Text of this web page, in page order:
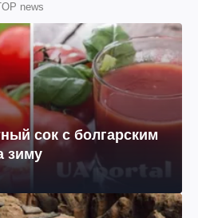
news
сок с болгарским
зиму